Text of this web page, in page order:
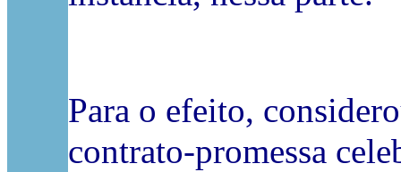
Para o efeito,
contrato-promessa